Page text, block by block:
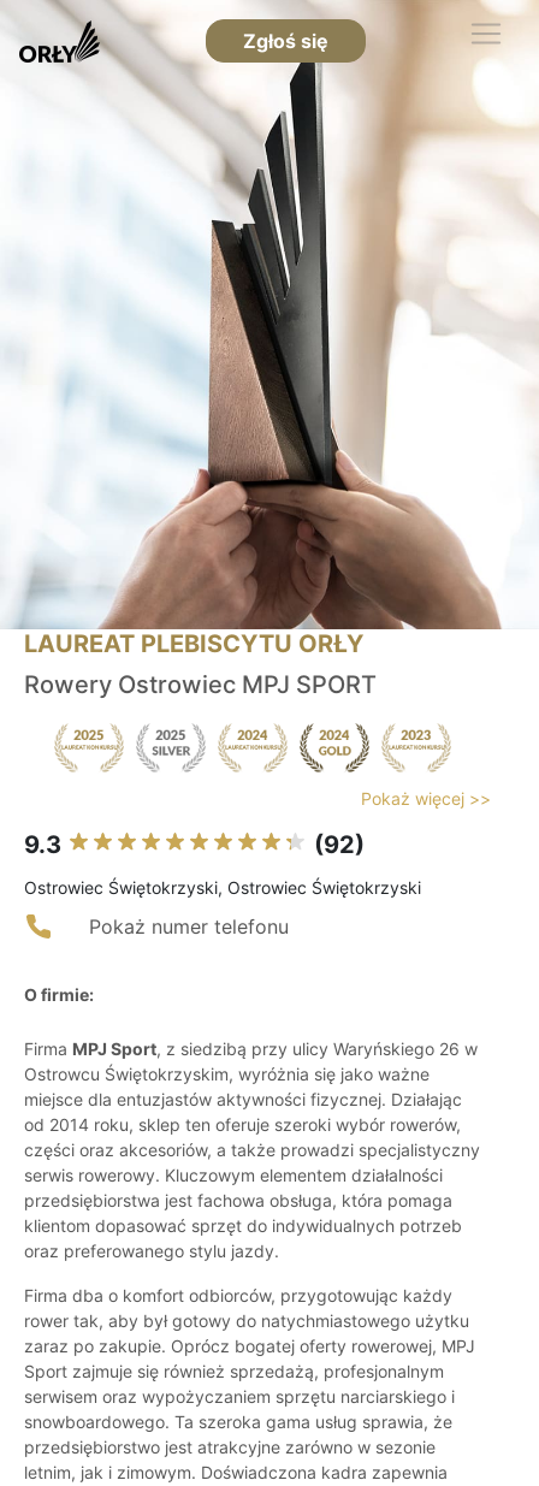
Zgłoś się
LAUREAT PLEBISCYTU ORŁY
Rowery Ostrowiec MPJ SPORT
Pokaż więcej >>
9.3 (92)
Ostrowiec Świętokrzyski, Ostrowiec Świętokrzyski
Pokaż numer telefonu
O firmie:
Firma MPJ Sport, z siedzibą przy ulicy Waryńskiego 26 w
Ostrowcu Świętokrzyskim, wyróżnia się jako ważne
miejsce dla entuzjastów aktywności fizycznej. Działając
od 2014 roku, sklep ten oferuje szeroki wybór rowerów,
części oraz akcesoriów, a także prowadzi specjalistyczny
serwis rowerowy. Kluczowym elementem działalności
przedsiębiorstwa jest fachowa obsługa, która pomaga
klientom dopasować sprzęt do indywidualnych potrzeb
oraz preferowanego stylu jazdy.
Firma dba o komfort odbiorców, przygotowując każdy
rower tak, aby był gotowy do natychmiastowego użytku
zaraz po zakupie. Oprócz bogatej oferty rowerowej, MPJ
Sport zajmuje się również sprzedażą, profesjonalnym
serwisem oraz wypożyczaniem sprzętu narciarskiego i
snowboardowego. Ta szeroka gama usług sprawia, że
przedsiębiorstwo jest atrakcyjne zarówno w sezonie
letnim, jak i zimowym. Doświadczona kadra zapewnia